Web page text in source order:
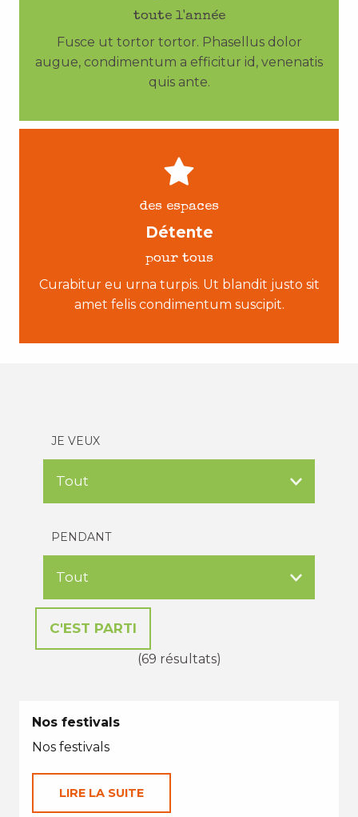
toute l'année
Fusce ut tortor tortor. Phasellus dolor
augue, condimentum a efficitur id, venenatis
quis ante.
des espaces
Détente
pour tous
Curabitur eu urna turpis. Ut blandit justo sit
amet felis condimentum suscipit.
JE VEUX
PENDANT
(69 résultats)
Nos festivals
Nos festivals
LIRE LA SUITE